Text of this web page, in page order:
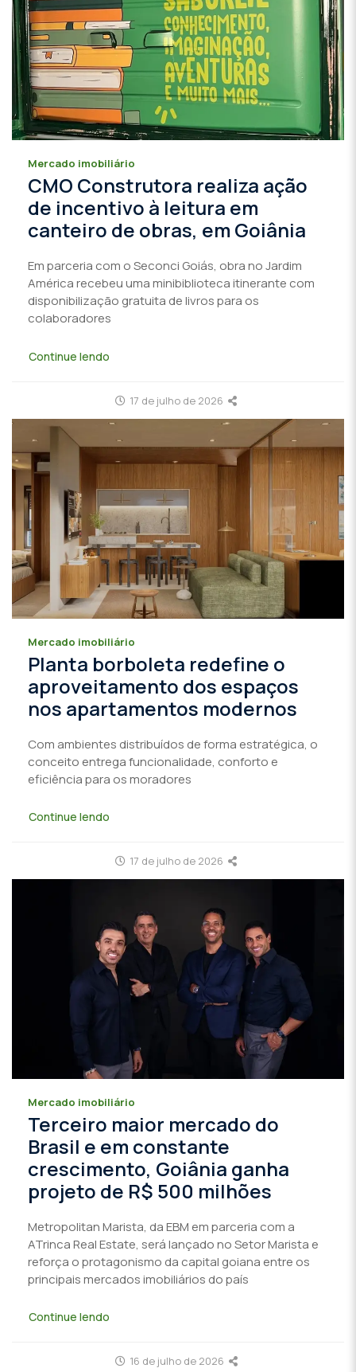
Mercado imobiliário
CMO Construtora realiza ação
de incentivo à leitura em
canteiro de obras, em Goiânia
Em parceria com o Seconci Goiás, obra no Jardim
América recebeu uma minibiblioteca itinerante com
disponibilização gratuita de livros para os
colaboradores
Continue lendo
17 de julho de 2026
Mercado imobiliário
Planta borboleta redefine o
aproveitamento dos espaços
nos apartamentos modernos
Com ambientes distribuídos de forma estratégica, o
conceito entrega funcionalidade, conforto e
eficiência para os moradores
Continue lendo
17 de julho de 2026
Mercado imobiliário
Terceiro maior mercado do
Brasil e em constante
crescimento, Goiânia ganha
projeto de R$ 500 milhões
Metropolitan Marista, da EBM em parceria com a
ATrinca Real Estate, será lançado no Setor Marista e
reforça o protagonismo da capital goiana entre os
principais mercados imobiliários do país
Continue lendo
16 de julho de 2026